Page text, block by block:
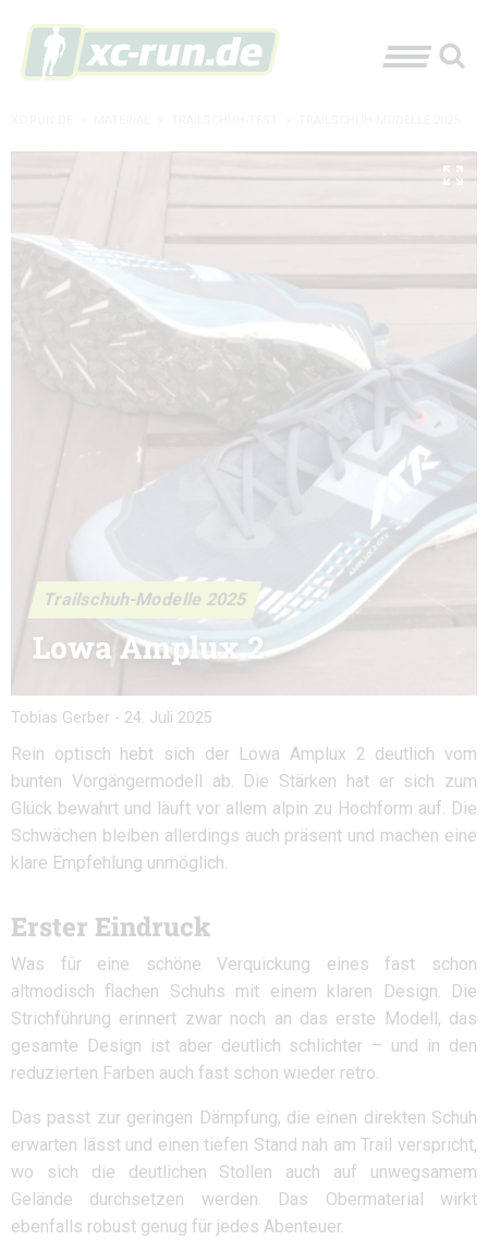
Trailschuh-Modelle 2025
Lowa Amplux 2
Tobias Gerber - 24. Juli 2025
Rein optisch hebt sich der Lowa Amplux 2 deutlich vom
bunten Vorgängermodell ab. Die Stärken hat er sich zum
Glück bewahrt und läuft vor allem alpin zu Hochform auf. Die
Schwächen bleiben allerdings auch präsent und machen eine
klare Empfehlung unmöglich.
Erster Eindruck
Was für eine schöne Verquickung eines fast schon
altmodisch flachen Schuhs mit einem klaren Design. Die
Strichführung erinnert zwar noch an das erste Modell, das
gesamte Design ist aber deutlich schlichter – und in den
reduzierten Farben auch fast schon wieder retro.
Das passt zur geringen Dämpfung, die einen direkten Schuh
erwarten lässt und einen tiefen Stand nah am Trail verspricht,
wo sich die deutlichen Stollen auch auf unwegsamem
Gelände durchsetzen werden. Das Obermaterial wirkt
ebenfalls robust genug für jedes Abenteuer.